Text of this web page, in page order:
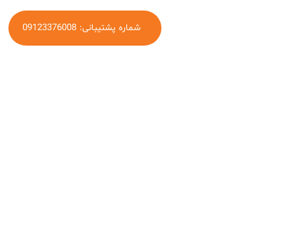
شماره پشتیبانی: 09123376008